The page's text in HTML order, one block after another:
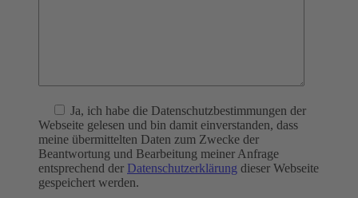
Ja, ich habe die Datenschutzbestimmungen der
Webseite gelesen und bin damit einverstanden, dass
meine übermittelten Daten zum Zwecke der
Beantwortung und Bearbeitung meiner Anfrage
entsprechend der Datenschutzerklärung dieser Webseite
gespeichert werden.